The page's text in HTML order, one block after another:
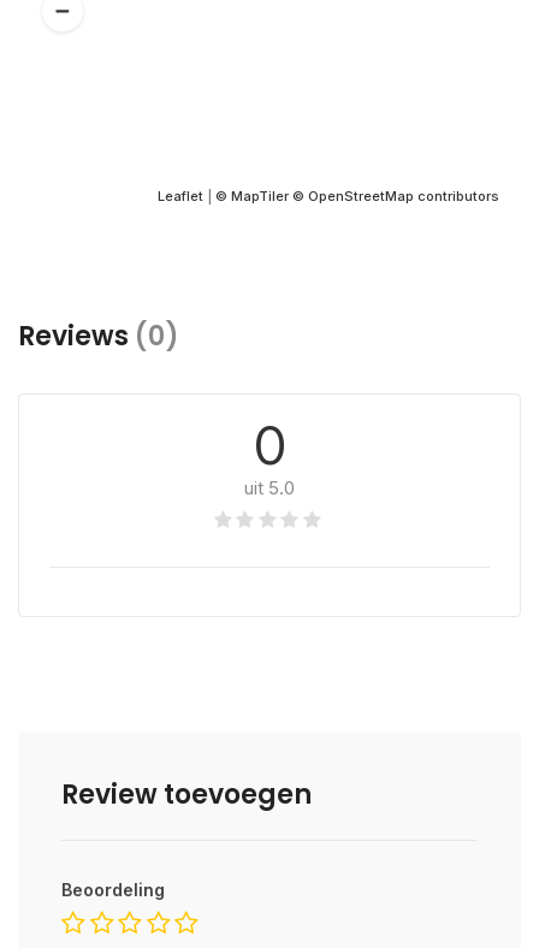
Leaflet © MapTiler © OpenStreetMap contributors
Reviews (0)
0
uit 5.0
Review toevoegen
Beoordeling